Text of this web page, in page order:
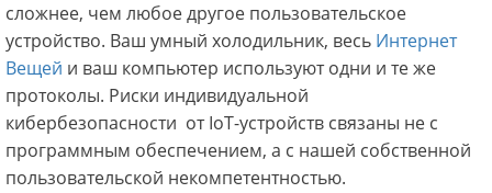
сложнее, чем любое другое пользовательское
устройство. Ваш умный холодильник, весь Интернет
Вещей и ваш компьютер используют одни и те же
протоколы. Риски индивидуальной
кибербезопасности от IoT-устройств связаны не с
программным обеспечением, а с нашей собственной
пользовательской некомпетентностью.